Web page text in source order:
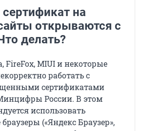
на
открываются с
делать?
FireFox, MIUI и некоторые
работать с
сертификатами
России. В этом
использовать
(«Яндекс Браузер»,